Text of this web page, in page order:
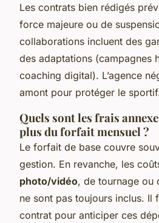
Les contrats bien rédigés
force majeure ou de
collaborations incluent des
des adaptations (campagnes
coaching digital). L’agence
amont pour protéger le
Quels sont les frais
plus du forfait mensuel ?
Le forfait de base couvre
gestion. En revanche, les
photo/vidéo, de tournage ou
ne sont pas toujours inclus. Il
contrat pour anticiper ces